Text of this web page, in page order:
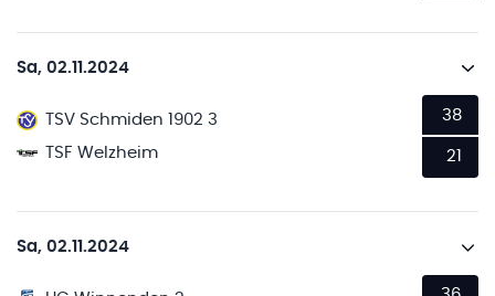
Sa, 02.11.2024
TSV Schmiden 1902 3
TSF Welzheim
38
21
Sa, 02.11.2024